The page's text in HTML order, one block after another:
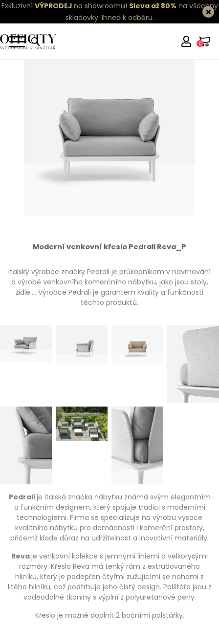
Exkluzivní VÝPRODEJ na showroomu! Sleva až 80% na všechny
skladovky. Ihned k odběru.
0
Moderní venkovní křeslo Pedrali Reva_P
Italský výrobce značky Pedrali je průkopníkem v navrhování
a výrobě venkovního komerčního nábytku, jako jsou stoly,
židle…. Výrobce Pedrali je garantem kvality a funkčnosti
těchto produktů.
Pedralije italská značka nábytku známá svým elegantním
a funkčním designem, který spojuje tradici s moderními
technologiemi. Firma se specializuje na výrobu vysoce
kvalitního nábytku pro domácnosti i komerční prostory,
přičemž klade důraz na udržitelnost a inovativní materiály.
Revaje venkovní kolekce s jemnými liniemi a velkorysými
rozměry. Křeslo Reva má tenký rám z extrudovaného
hliníku, který je podepřen čtyřmi zužujícími se nohami z
litého hliníku, což podtrhuje jeho čistý design. Polštáře jsou z
voděodolné tkaniny s výplní z polyuretanové pěny.
Křeslo je možné doplnit 2 bočními polštářky.